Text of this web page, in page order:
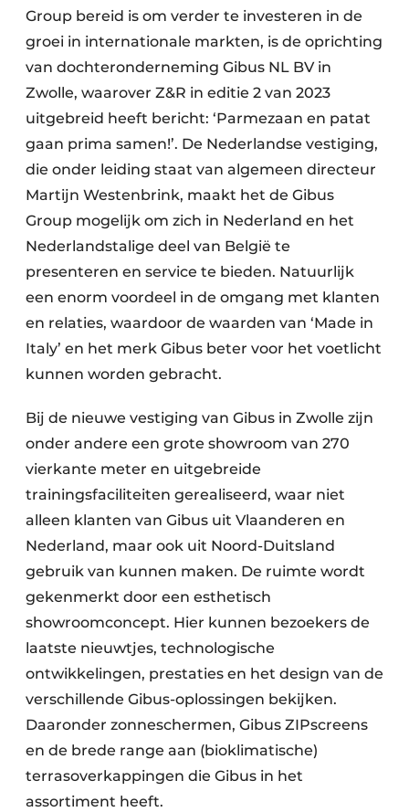
Group bereid is om verder te investeren in de
groei in internationale markten, is de oprichting
van dochteronderneming Gibus NL BV in
Zwolle, waarover Z&R in editie 2 van 2023
uitgebreid heeft bericht: ‘Parmezaan en patat
gaan prima samen!’. De Nederlandse vestiging,
die onder leiding staat van algemeen directeur
Martijn Westenbrink, maakt het de Gibus
Group mogelijk om zich in Nederland en het
Nederlandstalige deel van België te
presenteren en service te bieden. Natuurlijk
een enorm voordeel in de omgang met klanten
en relaties, waardoor de waarden van ‘Made in
Italy’ en het merk Gibus beter voor het voetlicht
kunnen worden gebracht.
Bij de nieuwe vestiging van Gibus in Zwolle zijn
onder andere een grote showroom van 270
vierkante meter en uitgebreide
trainingsfaciliteiten gerealiseerd, waar niet
alleen klanten van Gibus uit Vlaanderen en
Nederland, maar ook uit Noord-Duitsland
gebruik van kunnen maken. De ruimte wordt
gekenmerkt door een esthetisch
showroomconcept. Hier kunnen bezoekers de
laatste nieuwtjes, technologische
ontwikkelingen, prestaties en het design van de
verschillende Gibus-oplossingen bekijken.
Daaronder zonneschermen, Gibus ZIPscreens
en de brede range aan (bioklimatische)
terrasoverkappingen die Gibus in het
assortiment heeft.